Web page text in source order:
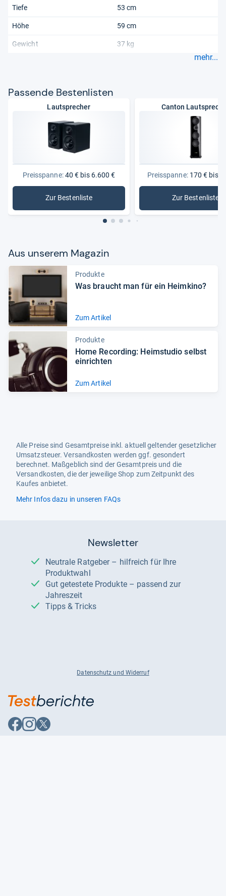
Tiefe 53 cm
Höhe 59 cm
Gewicht 37 kg
mehr...
Pas­sende Bes­ten­lis­ten
Lautsprecher
Preisspanne:40 € bis 6.600 €
Zur Bestenliste
: Lautsprecher
Canton
Preisspanne:170 € bis
Zur Bestenliste
: Canton
Aus unse­rem Maga­zin
Produkte
Was braucht man für ein Heim­kino?
Zum Artikel
Produkte
Home Recor­ding: Heim­stu­dio selbst
ein­rich­ten
Zum Artikel
Alle Preise sind Gesamtpreise inkl. aktuell geltender gesetzlicher
Umsatzsteuer. Versandkosten werden ggf. gesondert
berechnet. Maßgeblich sind der Gesamtpreis und die
Versandkosten, die der jeweilige Shop zum Zeitpunkt des
Kaufes anbietet.
Mehr Infos dazu in unseren FAQs
Newsletter
Neutrale Ratgeber – hilfreich für Ihre
Produktwahl
Gut getestete Produkte – passend zur
Jahreszeit
Tipps & Tricks
Datenschutz und Widerruf
Auf
Facebook
Auf
Instagram
Auf
X